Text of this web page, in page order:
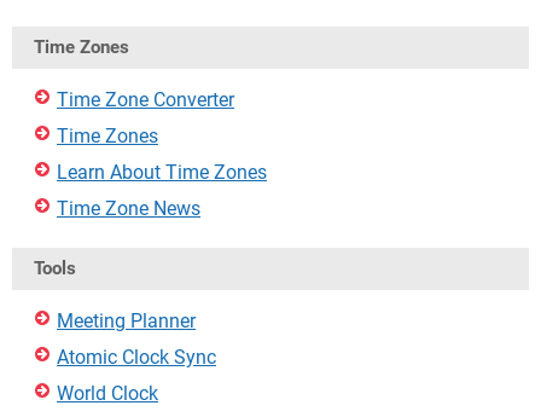
Time Zones
Time Zone Converter
Time Zones
Learn About Time Zones
Time Zone News
Tools
Meeting Planner
Atomic Clock Sync
World Clock